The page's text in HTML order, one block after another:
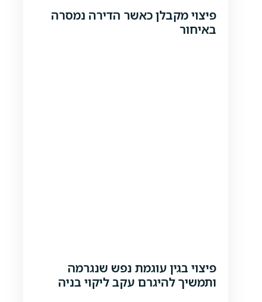
פיצוי מקבלן כאשר הדירה נמסרה
באיחור
פיצוי בגין עוגמת נפש שנגרמה
ותמשיך להיגרם עקב ליקוי בניה